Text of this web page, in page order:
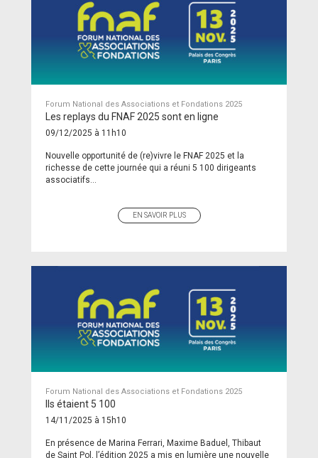
Forum National des Associations et Fondations 2025
Les replays du FNAF 2025 sont en ligne
09/12/2025 à 11h10
Nouvelle opportunité de (re)vivre le FNAF 2025 et la
richesse de cette journée qui a réuni 5 100 dirigeants
associatifs...
EN SAVOIR PLUS
Forum National des Associations et Fondations 2025
Ils étaient 5 100
14/11/2025 à 15h10
En présence de Marina Ferrari, Maxime Baduel, Thibaut
de Saint Pol, l’édition 2025 a mis en lumière une nouvelle